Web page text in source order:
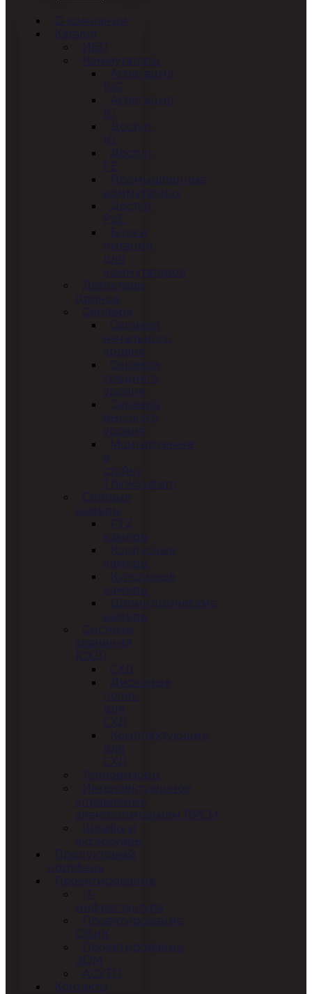
О компании
Каталог
ИБП
Коммутаторы
Агрегация
10G
Агрегация
1G
Доступ
1G
Доступ
FE
Промышленные
коммутаторы
Доступ
PoE
Блоки
питания
для
коммутаторов
Детекторы
дронов
Сервера
Сервера
начального
уровня
Сервера
среднего
уровня
Сервера
высокого
уровня
Монтируемые
в
стойку
ThinkSystem
Сетевые
камеры
PTZ
камеры
Корпусные
камеры
Купольные
камеры
Цилиндрические
камеры
Системы
хранения
(СХД)
СХД
Дисковые
полки
для
СХД
Комплектующие
для
СХД
Тепловизоры
Интеллектуальное
управление
электропитанием RPCM
Шкафы и
аксессуары
Продуктовый
портфель
Проектирование
IT-
инфрастуктура
Проектирование
ОВиК
Проектирование
ЭОМ
АСУТП
Контакты